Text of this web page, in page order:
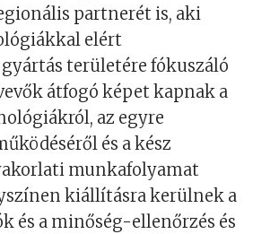
partnerét is, aki
elért
területére fókuszáló
átfogó képet kapnak a
az egyre
és a kész
munkafolyamat
kiállításra kerülnek a
és a minőség-ellenőrzés és